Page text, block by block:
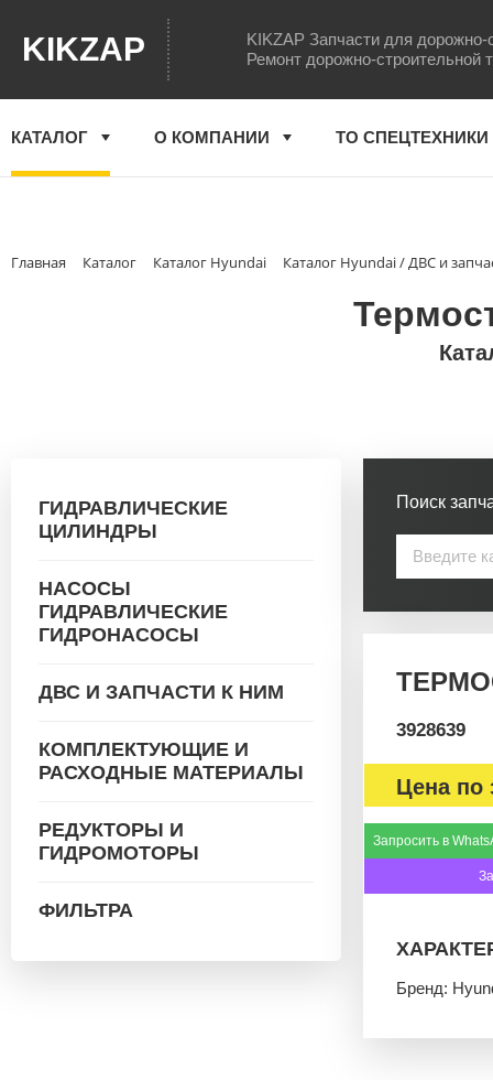
KIKZAP
KIKZAP Запчасти для дорожно-
Ремонт дорожно-строительной
КАТАЛОГ О КОМПАНИИ ТО СПЕЦТЕХНИКИ
Главная Каталог Каталог Hyundai Каталог Hyundai / ДВС и
ГИДРАВЛИЧЕСКИЕ
ЦИЛИНДРЫ
НАСОСЫ
ГИДРАВЛИЧЕСКИЕ
ГИДРОНАСОСЫ
ДВС И ЗАПЧАСТИ К НИМ
КОМПЛЕКТУЮЩИЕ И
РАСХОДНЫЕ МАТЕРИАЛЫ
РЕДУКТОРЫ И
ГИДРОМОТОРЫ
ФИЛЬТРА
Поиск
3928639
Цена по
Запросить в
Бренд: